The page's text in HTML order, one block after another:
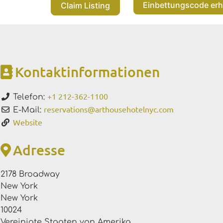
Claim Listing Einbettungscode
Kontaktinformationen
Telefon: +1 212-362-1100
E-Mail: reservations@arthousehotelnyc.com
Website
Adresse
2178 Broadway
New York
New York
10024